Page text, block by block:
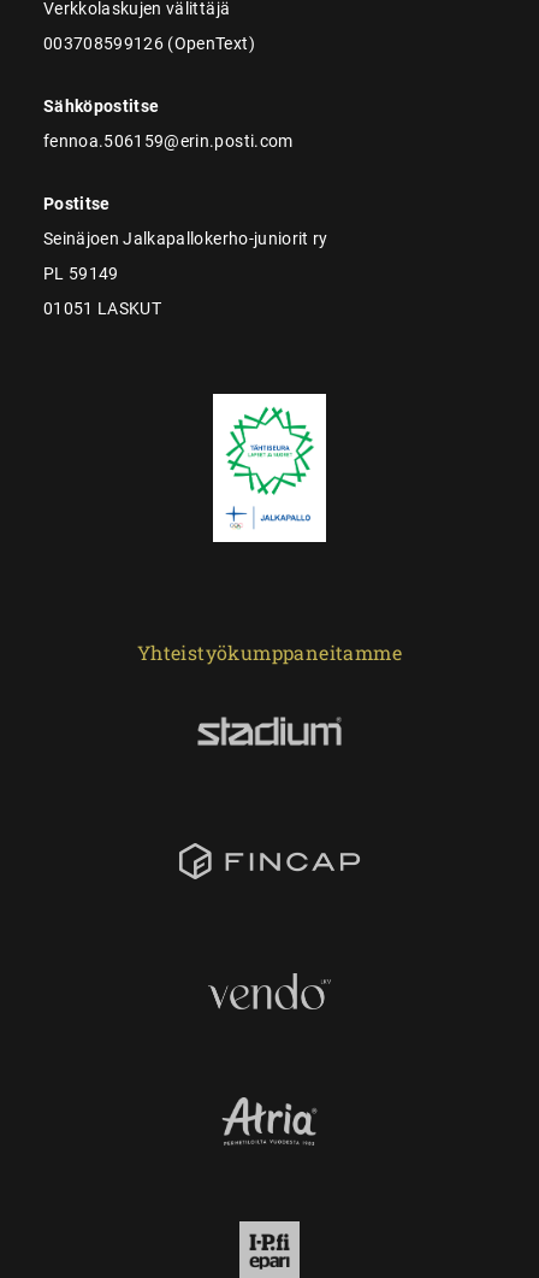
Verkkolaskujen välittäjä
003708599126 (OpenText)
Sähköpostitse
fennoa.506159@erin.posti.com
Postitse
Seinäjoen Jalkapallokerho-juniorit ry
PL 59149
01051 LASKUT
Yhteistyökumppaneitamme